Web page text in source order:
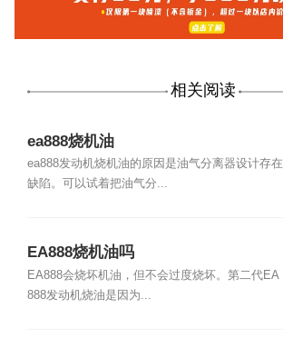
相关阅读
ea888烧机油
ea888发动机烧机油的原因是油气分离器设计存在
缺陷。可以试着把油气分...
EA888烧机油吗
EA888会烧坏机油，但不会过度烧坏。第二代EA
888发动机烧油是因为...